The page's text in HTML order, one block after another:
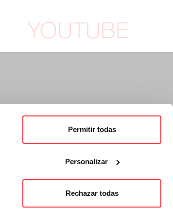
Permitir todas
Personalizar
Rechazar todas
YOUTUBE